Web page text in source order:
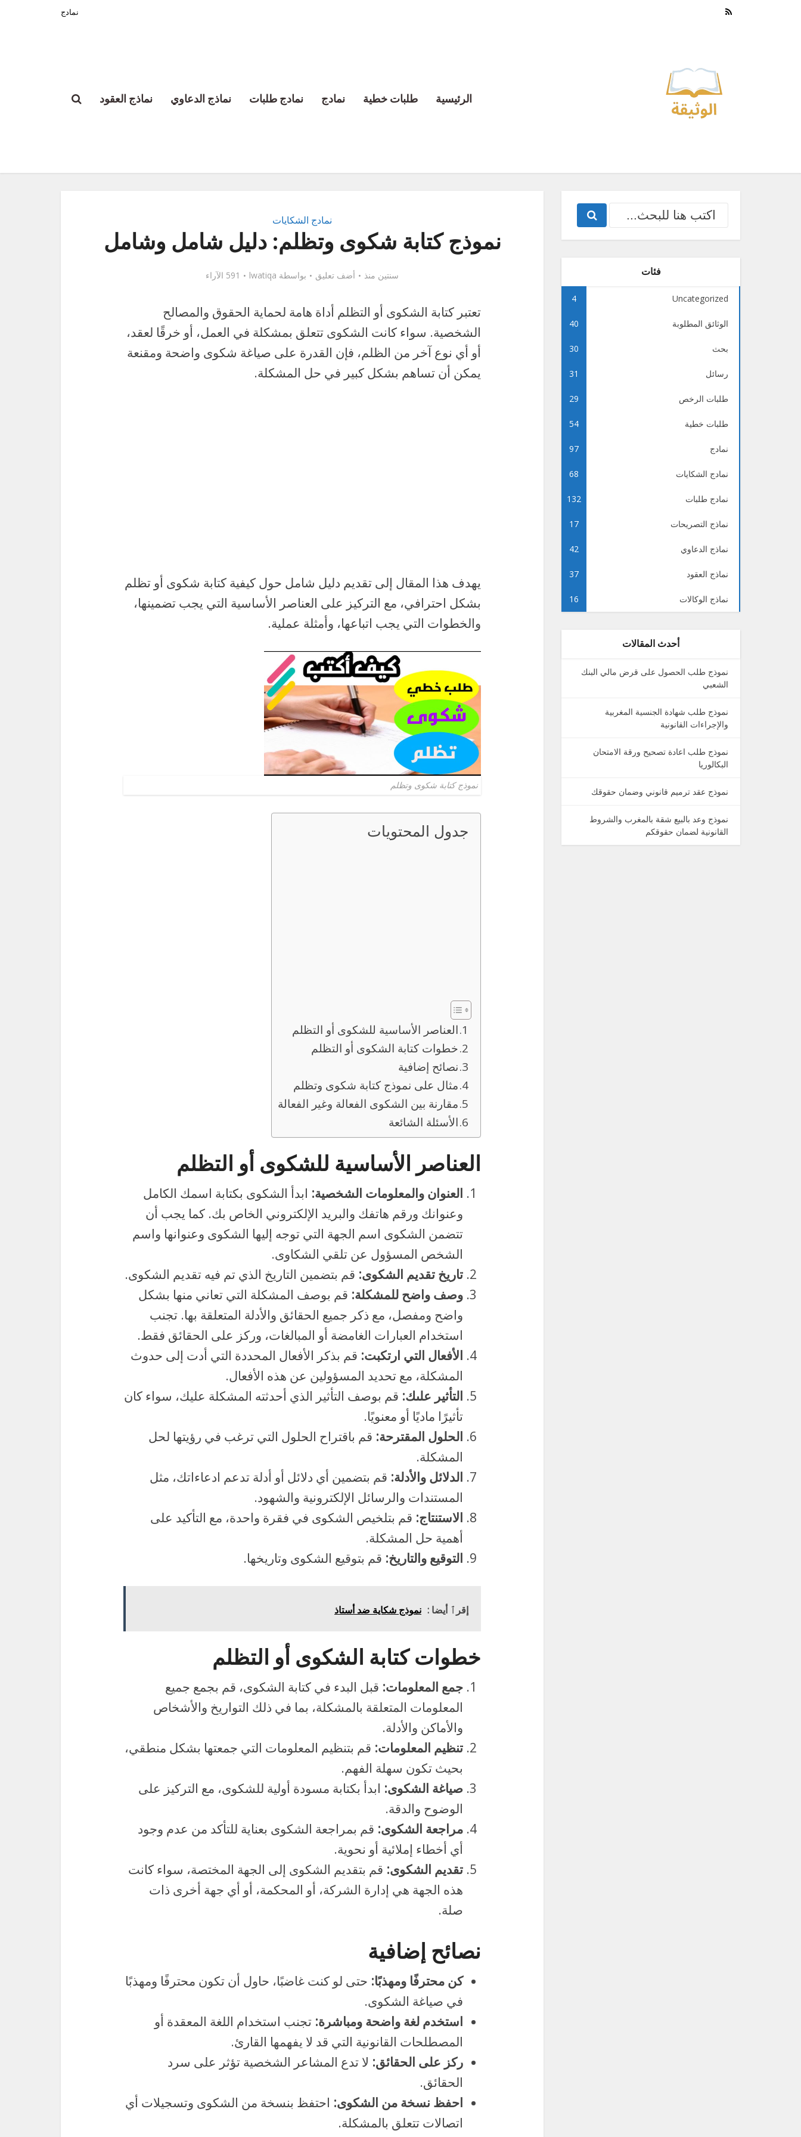
نمادج
الرئيسية طلبات خطية نمادج نمادج طلبات نماذج الدعاوي نماذج العقود
نمادج الشكايات
نموذج كتابة شكوى وتظلم: دليل شامل وشامل
سنتين منذ أضف تعليق بواسطة lwatiqa 591 الآراء
تعتبر كتابة الشكوى أو التظلم أداة هامة لحماية الحقوق والمصالح
الشخصية. سواء كانت الشكوى تتعلق بمشكلة في العمل، أو خرقًا لعقد،
أو أي نوع آخر من الظلم، فإن القدرة على صياغة شكوى واضحة ومقنعة
يمكن أن تساهم بشكل كبير في حل المشكلة.
يهدف هذا المقال إلى تقديم دليل شامل حول كيفية كتابة شكوى أو تظلم
بشكل احترافي، مع التركيز على العناصر الأساسية التي يجب تضمينها،
والخطوات التي يجب اتباعها، وأمثلة عملية.
نموذج كتابة شكوى وتظلم
جدول المحتويات
العناصر الأساسية للشكوى أو التظلم
خطوات كتابة الشكوى أو التظلم
نصائح إضافية
مثال على نموذج كتابة شكوى وتظلم
مقارنة بين الشكوى الفعالة وغير الفعالة
الأسئلة الشائعة
العناصر الأساسية للشكوى أو التظلم
العنوان والمعلومات الشخصية: ابدأ الشكوى بكتابة اسمك الكامل
وعنوانك ورقم هاتفك والبريد الإلكتروني الخاص بك. كما يجب أن
تتضمن الشكوى اسم الجهة التي توجه إليها الشكوى وعنوانها واسم
الشخص المسؤول عن تلقي الشكاوى.
تاريخ تقديم الشكوى: قم بتضمين التاريخ الذي تم فيه تقديم الشكوى.
وصف واضح للمشكلة: قم بوصف المشكلة التي تعاني منها بشكل
واضح ومفصل، مع ذكر جميع الحقائق والأدلة المتعلقة بها. تجنب
استخدام العبارات الغامضة أو المبالغات، وركز على الحقائق فقط.
الأفعال التي ارتكبت: قم بذكر الأفعال المحددة التي أدت إلى حدوث
المشكلة، مع تحديد المسؤولين عن هذه الأفعال.
التأثير علىك: قم بوصف التأثير الذي أحدثته المشكلة عليك، سواء كان
تأثيرًا ماديًا أو معنويًا.
الحلول المقترحة: قم باقتراح الحلول التي ترغب في رؤيتها لحل
المشكلة.
الدلائل والأدلة: قم بتضمين أي دلائل أو أدلة تدعم ادعاءاتك، مثل
المستندات والرسائل الإلكترونية والشهود.
الاستنتاج: قم بتلخيص الشكوى في فقرة واحدة، مع التأكيد على
أهمية حل المشكلة.
التوقيع والتاريخ: قم بتوقيع الشكوى وتاريخها.
إقرٱ أيضا : نموذج شكاية ضد أستاذ
خطوات كتابة الشكوى أو التظلم
جمع المعلومات: قبل البدء في كتابة الشكوى، قم بجمع جميع
المعلومات المتعلقة بالمشكلة، بما في ذلك التواريخ والأشخاص
والأماكن والأدلة.
تنظيم المعلومات: قم بتنظيم المعلومات التي جمعتها بشكل منطقي،
بحيث تكون سهلة الفهم.
صياغة الشكوى: ابدأ بكتابة مسودة أولية للشكوى، مع التركيز على
الوضوح والدقة.
مراجعة الشكوى: قم بمراجعة الشكوى بعناية للتأكد من عدم وجود
أي أخطاء إملائية أو نحوية.
تقديم الشكوى: قم بتقديم الشكوى إلى الجهة المختصة، سواء كانت
هذه الجهة هي إدارة الشركة، أو المحكمة، أو أي جهة أخرى ذات
صلة.
نصائح إضافية
كن محترفًا ومهذبًا: حتى لو كنت غاضبًا، حاول أن تكون محترفًا ومهذبًا
في صياغة الشكوى.
استخدم لغة واضحة ومباشرة: تجنب استخدام اللغة المعقدة أو
المصطلحات القانونية التي قد لا يفهمها القارئ.
ركز على الحقائق: لا تدع المشاعر الشخصية تؤثر على سرد
الحقائق.
احفظ نسخة من الشكوى: احتفظ بنسخة من الشكوى وتسجيلات أي
اتصالات تتعلق بالمشكلة.
فئات
Uncategorized
4
الوثائق المطلوبة 40
بحث 30
رسائل 31
طلبات الرخص 29
طلبات خطية 54
نمادج 97
نمادج الشكايات 68
نمادج طلبات 132
نماذج التصريحات 17
نماذج الدعاوي 42
نماذج العقود 37
نماذج الوكالات 16
أحدث المقالات
نموذج طلب الحصول على قرض مالي البنك
الشعبي
نموذج طلب شهادة الجنسية المغربية
والإجراءات القانونية
نموذج طلب اعادة تصحيح ورقة الامتحان
البكالوريا
نموذج عقد ترميم قانوني وضمان حقوقك
نموذج وعد بالبيع شقة بالمغرب والشروط
القانونية لضمان حقوقكم